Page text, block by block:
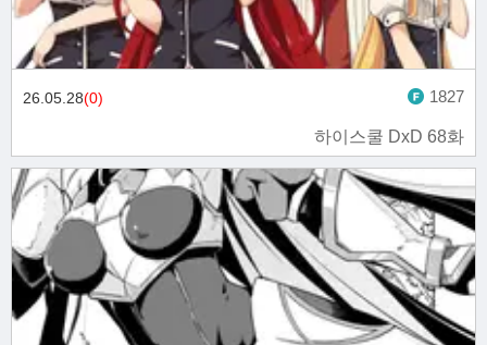
하이스쿨 DxD 68화
26.05.28(0) 1827